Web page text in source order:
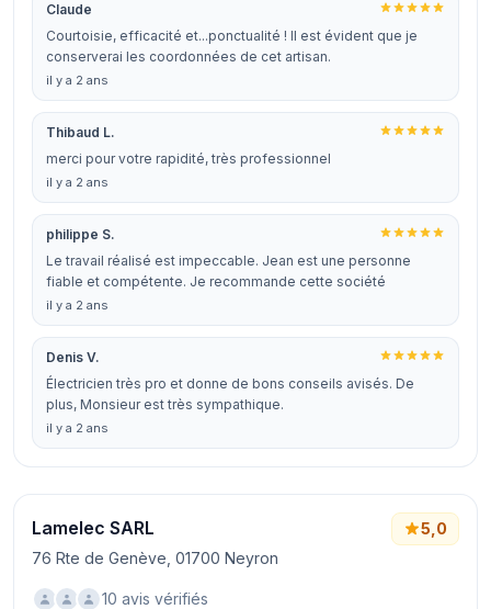
Claude
Courtoisie, efficacité et...ponctualité ! Il est évident que je
conserverai les coordonnées de cet artisan.
il y a 2 ans
Thibaud L.
merci pour votre rapidité, très professionnel
il y a 2 ans
philippe S.
Le travail réalisé est impeccable. Jean est une personne
fiable et compétente. Je recommande cette société
il y a 2 ans
Denis V.
Électricien très pro et donne de bons conseils avisés. De
plus, Monsieur est très sympathique.
il y a 2 ans
Lamelec SARL
76 Rte de Genève, 01700 Neyron
5,0
10 avis vérifiés